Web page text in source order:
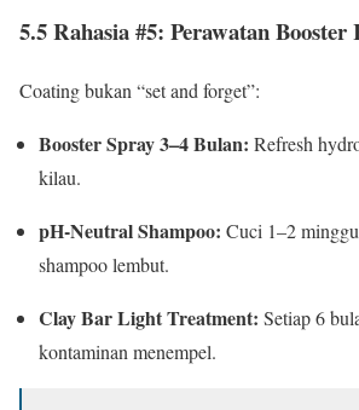
5.5 Rahasia #5: Perawatan Booster
Coating bukan “set and forget”:
Booster Spray 3–4 Bulan: Refresh
kilau.
pH-Neutral Shampoo: Cuci 1–2
shampoo lembut.
Clay Bar Light Treatment: Setiap 6
kontaminan menempel.